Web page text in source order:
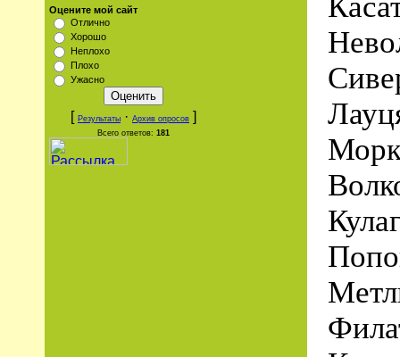
Оцените мой сайт
Отлично
Хорошо
Неплохо
Плохо
Ужасно
[ Результаты · Архив опросов ]
Всего ответов: 181